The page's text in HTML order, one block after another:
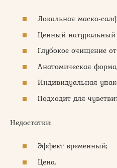
Локальная маска-
Ценный натуральный
Глубокое очищение
Анатомическая
Индивидуальная
Подходит для
Недостатки:
Эффект временный;
Цена.